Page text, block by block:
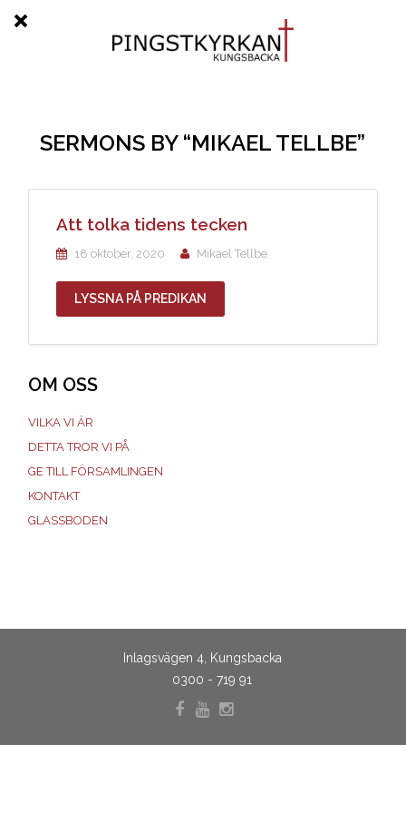
SERMONS BY “MIKAEL TELLBE”
Att tolka tidens tecken
18 oktober, 2020 Mikael Tellbe
LYSSNA PÅ PREDIKAN
OM OSS
VILKA VI ÄR
DETTA TROR VI PÅ
GE TILL FÖRSAMLINGEN
KONTAKT
GLASSBODEN
Inlagsvägen 4, Kungsbacka
0300 - 719 91